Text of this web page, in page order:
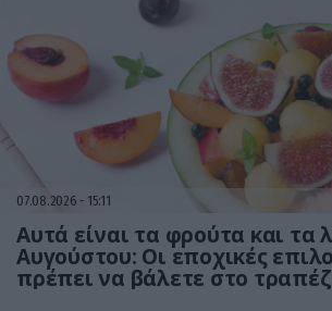
07.08.2026 15:11
Αυτά είναι τα φρούτα και τα
Αυγούστου: Οι εποχικές
πρέπει να βάλετε στο